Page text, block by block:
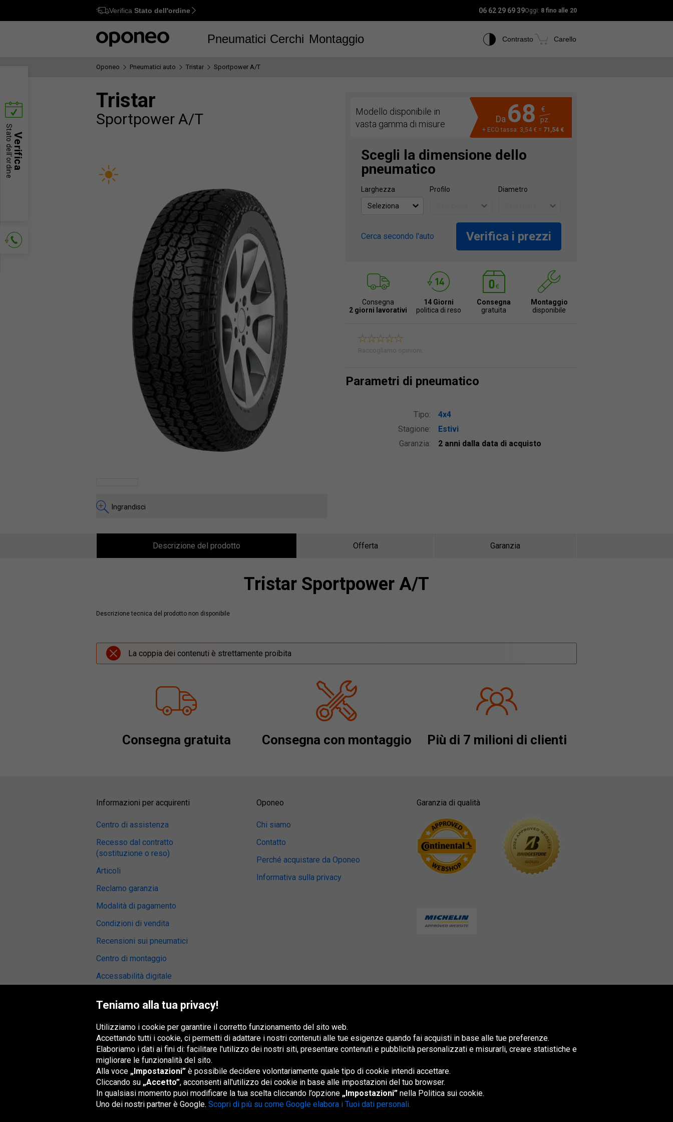
Ctrl M
Verifica Stato dell'ordine 06 62 29 69 39Oggi: 8 fino alle 20
Pneumatici Cerchi Montaggio Contrasto Carello
Oponeo Pneumatici auto Tristar Sportpower A/T
Tristar
Sportpower A/T
Ingrandisci
Modello disponibile in
vasta gamma di misure
Da 68
€
pz.
+ ECO tassa: 3,54 € = 71,54 €
Scegli la dimensione dello
pneumatico
Larghezza Profilo Diametro
Cerca secondo l'auto Verifica i prezzi
Consegna
2 giorni lavorativi
14 Giorni
politica di reso
Consegna
gratuita
Montaggio
disponibile
Raccogliamo opinioni.
Parametri di pneumatico
Tipo:
4x4
Stagione:
Estivi
Garanzia:
2 anni dalla data di acquisto
Descrizione del prodotto Offerta Garanzia
Tristar Sportpower A/T
Descrizione tecnica del prodotto non disponibile
La coppia dei contenuti è strettamente proibita
Consegna gratuita Consegna con montaggio Più di 7 milioni di clienti
Verifica
Stato dell'ordine
Informazioni per acquirenti
Centro di assistenza
Recesso dal contratto
(sostituzione o reso)
Articoli
Reclamo garanzia
Modalità di pagamento
Condizioni di vendita
Recensioni sui pneumatici
Centro di montaggio
Accessabilità digitale
Oponeo
Chi siamo
Contatto
Perché acquistare da Oponeo
Informativa sulla privacy
Garanzia di qualità
Gruppo Oponeo
Belgique
Česká
republika
Deutschland Éire España France MagyarországNederland Österreich Polska
Slovenská
republika
United
Kingdom
Teniamo alla tua privacy!
Utilizziamo i cookie per garantire il corretto funzionamento del sito web.
Accettando tutti i cookie, ci permetti di adattare i nostri contenuti alle tue esigenze quando fai acquisti in base alle tue preferenze.
Elaboriamo i dati ai fini di: facilitare l'utilizzo dei nostri siti, presentare contenuti e pubblicità personalizzati e misurarli, creare statistiche e
migliorare le funzionalità del sito.
Alla voce „Impostazioni” è possibile decidere volontariamente quale tipo di cookie intendi accettare.
Cliccando su „Accetto”, acconsenti all'utilizzo dei cookie in base alle impostazioni del tuo browser.
In qualsiasi momento puoi modificare la tua scelta cliccando l’opzione „Impostazioni” nella Politica sui cookie.
Uno dei nostri partner è Google. Scopri di più su come Google elabora i Tuoi dati personali.